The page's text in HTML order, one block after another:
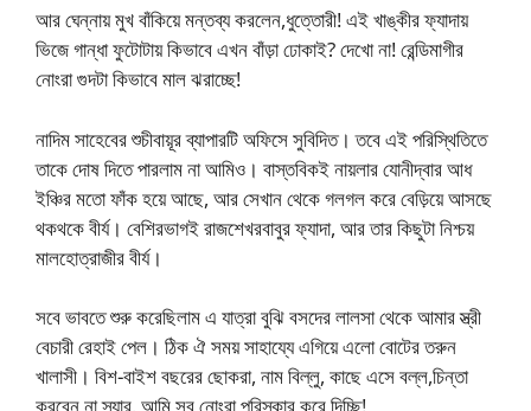
আর ঘেন্নায় মুখ বাঁকিয়ে মন্তব্য করলেন,ধুত্তোরী! এই খাঙ্কীর ফ্যাদায়
ভিজে গান্ধা ফুটোটায় কিভাবে এখন বাঁড়া ঢোকাই? দেখো না! রেন্ডিমাগীর
নোংরা গুদটা কিভাবে মাল ঝরাচ্ছে!
নাদিম সাহেবের শুচীবায়ূর ব্যাপারটি অফিসে সুবিদিত। তবে এই পরিস্থিতিতে
তাকে দোষ দিতে পারলাম না আমিও। বাস্তবিকই নায়লার যোনীদ্বার আধ
ইঞ্চির মতো ফাঁক হয়ে আছে, আর সেখান থেকে গলগল করে বেড়িয়ে আসছে
থকথকে বীর্য। বেশিরভাগই রাজশেখরবাবুর ফ্যাদা, আর তার কিছুটা নিশ্চয়
মালহোত্রাজীর বীর্য।
সবে ভাবতে শুরু করেছিলাম এ যাত্রা বুঝি বসদের লালসা থেকে আমার স্ত্রী
বেচারী রেহাই পেল। ঠিক ঐ সময় সাহায্যে এগিয়ে এলো বোটের তরুন
খালাসী। বিশ-বাইশ বছরের ছোকরা, নাম বিল্লু, কাছে এসে বল্ল,চিন্তা